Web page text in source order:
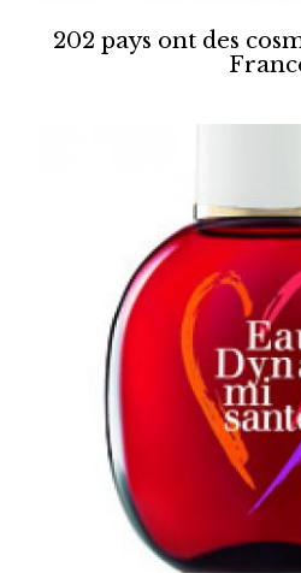
202 pays ont des